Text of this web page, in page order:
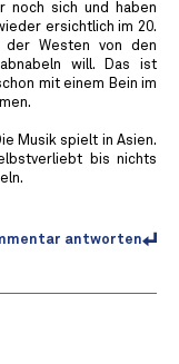
noch sich und haben
ersichtlich im 20.
der Westen von den
will. Das ist
mit einem Bein im
Musik spielt in Asien.
bis nichts
antworten